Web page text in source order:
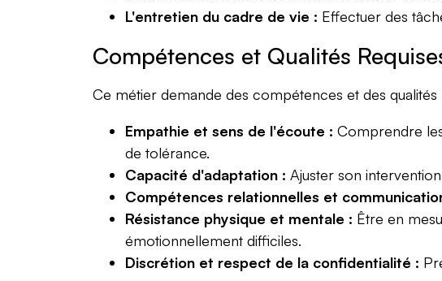
L'entretien du cadre de vie : Effectuer des
Compétences et Qualités
Ce métier demande des compétences et des qualités
Empathie et sens de l'écoute : Comprendre
de tolérance.
Capacité d'adaptation : Ajuster son
Compétences relationnelles et
Résistance physique et mentale : Être en
émotionnellement difficiles.
Discrétion et respect de la confidentialité :